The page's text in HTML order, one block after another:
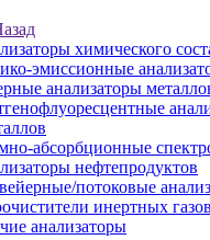
химического
эмиссионные
анализаторы
абсорбционные
нефтепродуктов
потоковые
инертных газов
анализаторы